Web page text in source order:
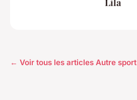
← Voir tous les articles Autre sport